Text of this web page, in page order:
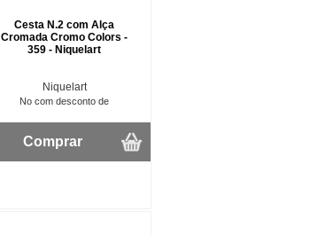
Cesta N.2 com Alça
Cromada Cromo Colors -
359 - Niquelart
Niquelart
No com desconto de
Comprar